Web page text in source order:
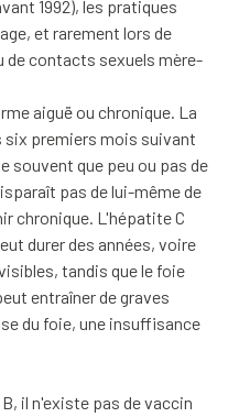
1992), les pratiques
et rarement lors de
contacts sexuels mère-
aiguë ou chronique. La
six premiers mois suivant
souvent que peu ou pas de
pas de lui-même de
chronique. L'hépatite C
durer des années, voire
tandis que le foie
entraîner de graves
du foie, une insuffisance
il n'existe pas de vaccin